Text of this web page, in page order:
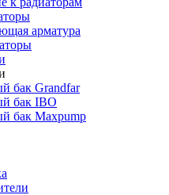
арматура
бак Grandfar
бак IBO
бак Maxpump